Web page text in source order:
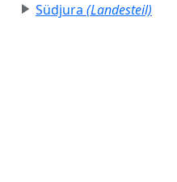
Südjura (Landesteil)